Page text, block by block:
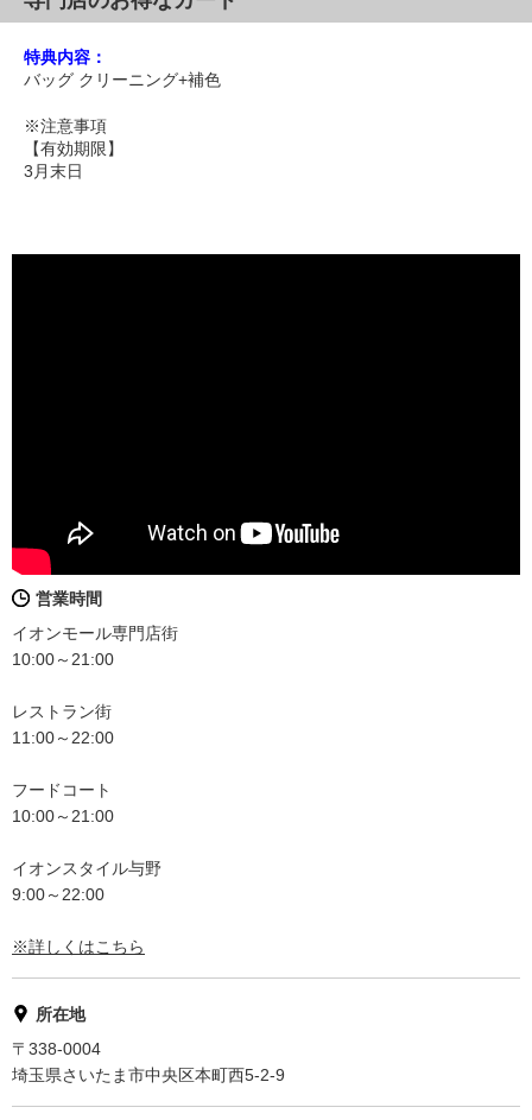
特典内容：
バッグ クリーニング+補色
※注意事項
【有効期限】
3月末日
営業時間
イオンモール専門店街
10:00～21:00
レストラン街
11:00～22:00
フードコート
10:00～21:00
イオンスタイル与野
9:00～22:00
※詳しくはこちら
所在地
〒338-0004
埼玉県さいたま市中央区本町西5-2-9